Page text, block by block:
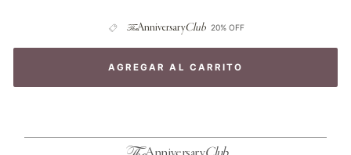
TheAnniversaryClub20% OFF
AGREGAR AL CARRITO